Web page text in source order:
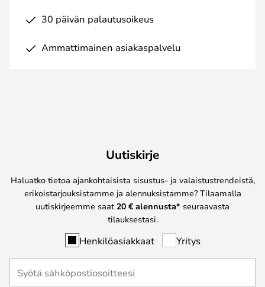
30 päivän palautusoikeus
Ammattimainen asiakaspalvelu
Uutiskirje
Haluatko tietoa ajankohtaisista sisustus- ja valaistustrendeistä,
erikoistarjouksistamme ja alennuksistamme? Tilaamalla
uutiskirjeemme saat 20 € alennusta* seuraavasta
tilauksestasi.
Henkilöasiakkaat Yritys